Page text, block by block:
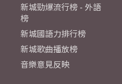
新城勁爆流行榜 - 外語
榜
新城國語力排行榜
新城歌曲播放榜
音樂意見反映